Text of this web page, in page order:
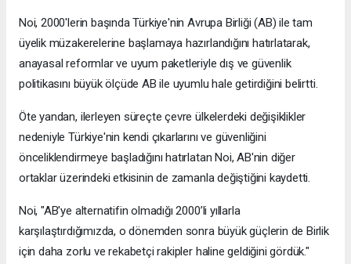
Noi, 2000'lerin başında Türkiye'nin Avrupa Birliği (AB) ile tam
üyelik müzakerelerine başlamaya hazırlandığını hatırlatarak,
anayasal reformlar ve uyum paketleriyle dış ve güvenlik
politikasını büyük ölçüde AB ile uyumlu hale getirdiğini belirtti.
Öte yandan, ilerleyen süreçte çevre ülkelerdeki değişiklikler
nedeniyle Türkiye'nin kendi çıkarlarını ve güvenliğini
önceliklendirmeye başladığını hatırlatan Noi, AB'nin diğer
ortaklar üzerindeki etkisinin de zamanla değiştiğini kaydetti.
Noi, "AB'ye alternatifin olmadığı 2000’li yıllarla
karşılaştırdığımızda, o dönemden sonra büyük güçlerin de Birlik
için daha zorlu ve rekabetçi rakipler haline geldiğini gördük."